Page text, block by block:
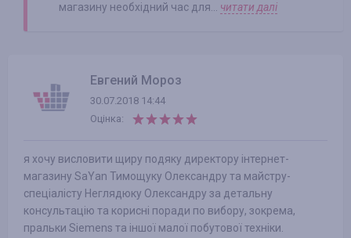
магазину необхідний час для... читати далі
Евгений Мороз
30.07.2018 14:44
Оцінка:
я хочу висловити щиру подяку директору інтернет-
магазину SaYan Тимощуку Олександру та майстру-
спеціалісту Неглядюку Олександру за детальну
консультацію та корисні поради по вибору, зокрема,
пральки Siemens та іншої малої побутової техніки.